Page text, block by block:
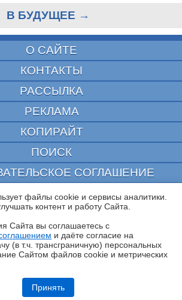
4: самый изящный планшет
В БУДУЩЕЕ →
О САЙТЕ
КОНТАКТЫ
РАССЫЛКА
РЕКЛАМА
КОПИРАЙТ
ПОИСК
СОГЛАШЕНИЕ
ЗАЩИЩЕНО CURATOR
периодическое издание "3ДНьюс" | Свидетельство о
по надзору за соблюдением законодательства в сфере
и охране культурного наследия
ссылка на сайт с указанием автора обязательна. Полное
документа является нарушением
законодательства и возможно только с согласия
файлы cookie и сервисы аналитики.
контент и работу Cайта.
Cайта вы соглашаетесь с
и даёте согласие на
(в т.ч. трансграничную) персональных
Cайтом файлов cookie и метрических
Принять